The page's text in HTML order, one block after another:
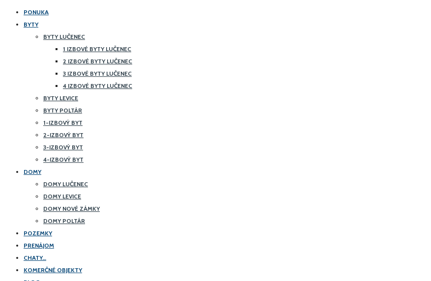
PONUKA
BYTY
BYTY LUČENEC
1 IZBOVÉ BYTY LUČENEC
2 IZBOVÉ BYTY LUČENEC
3 IZBOVÉ BYTY LUČENEC
4 IZBOVÉ BYTY LUČENEC
BYTY LEVICE
BYTY POLTÁR
1-IZBOVÝ BYT
2-IZBOVÝ BYT
3-IZBOVÝ BYT
4-IZBOVÝ BYT
DOMY
DOMY LUČENEC
DOMY LEVICE
DOMY NOVÉ ZÁMKY
DOMY POLTÁR
POZEMKY
PRENÁJOM
CHATY…
KOMERČNÉ OBJEKTY